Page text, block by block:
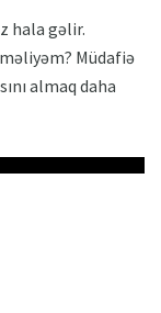
hala gəlir.
Müdafiə
almaq daha